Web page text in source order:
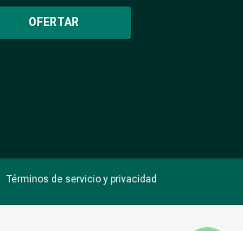
OFERTAR
Términos de servicio y privacidad